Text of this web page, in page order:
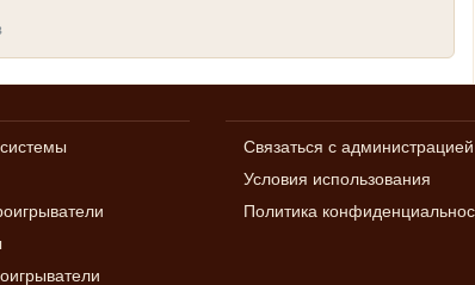
Связаться с администрацией
Условия использования
Политика